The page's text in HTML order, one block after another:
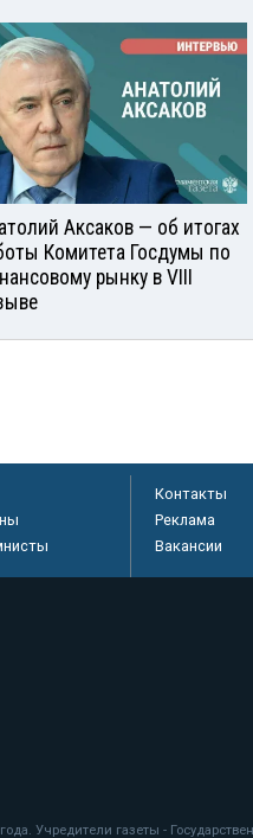
Аксаков — об итогах
Комитета Госдумы по
рынку в VIII
Контакты
Реклама
Вакансии
Учредители газеты -